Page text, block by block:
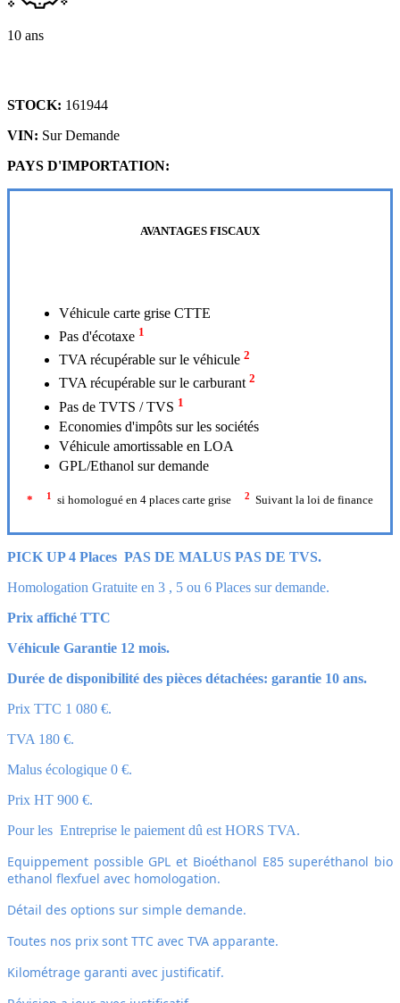
10 ans
STOCK: 161944
VIN: Sur Demande
PAYS D'IMPORTATION:
AVANTAGES FISCAUX
Véhicule carte grise CTTE
Pas d'écotaxe 1
TVA récupérable sur le véhicule 2
TVA récupérable sur le carburant 2
Pas de TVTS / TVS 1
Economies d'impôts sur les sociétés
Véhicule amortissable en LOA
GPL/Ethanol sur demande
* 1 si homologué en 4 places carte grise 2 Suivant la loi de finance
PICK UP 4 Places PAS DE MALUS PAS DE TVS.
Homologation Gratuite en 3 , 5 ou 6 Places sur demande.
Prix affiché TTC
Véhicule Garantie 12 mois.
Durée de disponibilité des pièces détachées: garantie 10 ans.
Prix TTC 1 080 €.
TVA 180 €.
Malus écologique 0 €.
Prix HT 900 €.
Pour les Entreprise le paiement dû est HORS TVA.
Equippement possible GPL et Bioéthanol E85 superéthanol bio
ethanol flexfuel avec homologation.
Détail des options sur simple demande.
Toutes nos prix sont TTC avec TVA apparante.
Kilométrage garanti avec justificatif.